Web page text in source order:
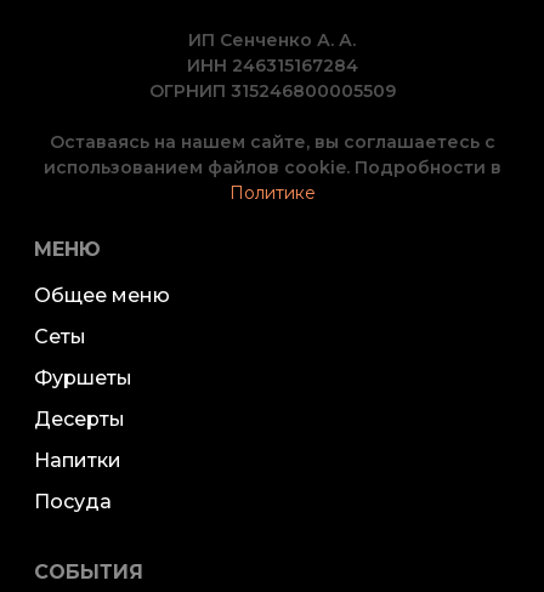
ИП Сенченко А. А.
ИНН 246315167284
ОГРНИП 315246800005509
Оставаясь на нашем сайте, вы соглашаетесь с
использованием файлов cookie. Подробности в
Политике
МЕНЮ
Общее меню
Сеты
Фуршеты
Десерты
Напитки
Посуда
СОБЫТИЯ